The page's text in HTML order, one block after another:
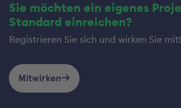
Sie möchten ein eigenes
Standard einreichen?
Registrieren Sie sich und wirken Sie mit!
Mitwirken